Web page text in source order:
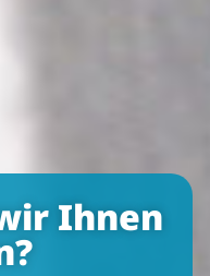
Ihnen